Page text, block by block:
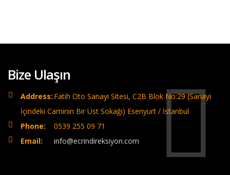
Bize Ulaşın
Address: Fatih Oto Sanayi Sitesi, C2B Blok No:29 (Sanayi
İçindeki Caminin Bir Üst Sokağı) Esenyurt / İstanbul
Phone:
0539 255 09 71
Email:
info@ecrindireksiyon.com